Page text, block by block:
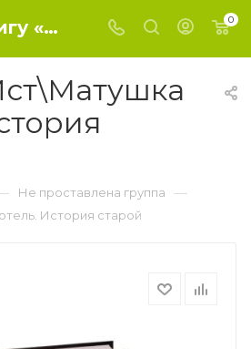
Купить книгу «DЗлодНИст\Матушка Готель. История старой» 2020, Валентино С. - Не проставлена группа 0
Не проставлена группа —
История старой